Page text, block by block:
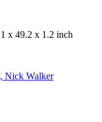
x 49.2 x 1.2 inch